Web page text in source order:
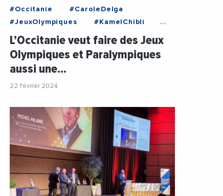
#Occitanie
#CaroleDelga
#JeuxOlympiques
#KamelChibli
#RegionOccitanie1
#Sport
L’Occitanie veut faire des Jeux
Olympiques et Paralympiques
aussi une…
22 février 2024